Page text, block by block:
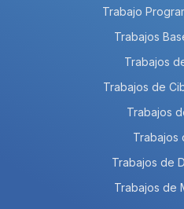
Trabajo
Trabajos
Trabajos
Trabajos de
Trabajos
Trabajos
Trabajos de
Trabajos de